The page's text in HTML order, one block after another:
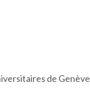
de Genève